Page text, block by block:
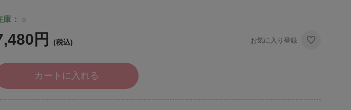
庫 ○
円 お気に入り登録
カートに入れる